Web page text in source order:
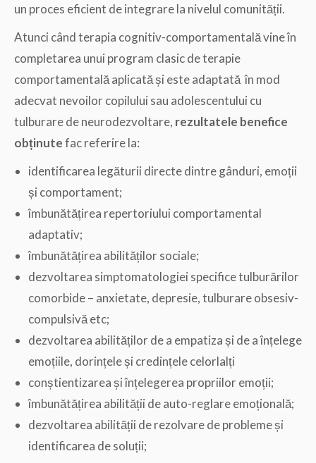
un proces eficient de integrare la nivelul comunității.
Atunci când terapia cognitiv-comportamentală vine în
completarea unui program clasic de terapie
comportamentală aplicată și este adaptată în mod
adecvat nevoilor copilului sau adolescentului cu
tulburare de neurodezvoltare, rezultatele benefice
obținutefac referire la:
identificarea legăturii directe dintre gânduri, emoții
și comportament;
îmbunătățirea repertoriului comportamental
adaptativ;
îmbunătățirea abilităților sociale;
dezvoltarea simptomatologiei specifice tulburărilor
comorbide – anxietate, depresie, tulburare obsesiv-
compulsivă etc;
dezvoltarea abilităților de a empatiza și de a înțelege
emoțiile, dorințele și credințele celorlalți
conștientizarea și înțelegerea propriilor emoții;
îmbunătățirea abilității de auto-reglare emoțională;
dezvoltarea abilității de rezolvare de probleme și
identificarea de soluții;